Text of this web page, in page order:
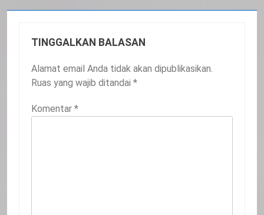
TINGGALKAN BALASAN
Alamat email Anda tidak akan dipublikasikan.
Ruas yang wajib ditandai *
Komentar *